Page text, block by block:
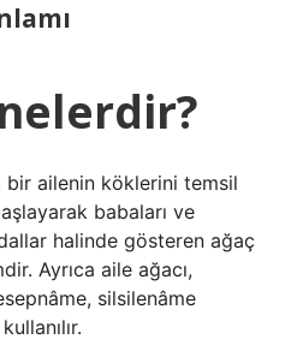
bir ailenin köklerini temsil
babaları ve
halinde gösteren ağaç
Ayrıca aile ağacı,
silsilenâme